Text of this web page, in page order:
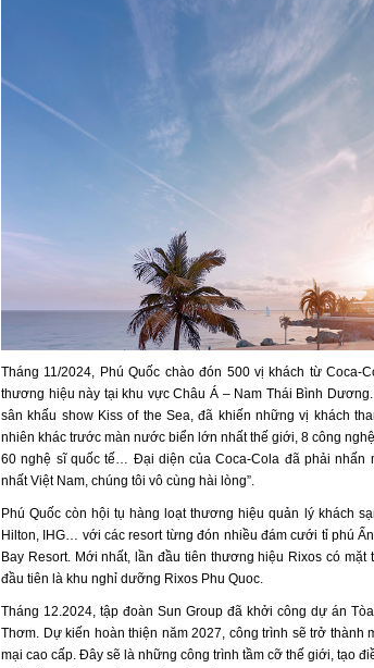
Tháng 11/2024, Phú Quốc chào đón 500 vị khách từ Coca-
thương hiệu này tại khu vực Châu Á – Nam Thái Bình
sân khấu show Kiss of the Sea, đã khiến những vị khách
nhiên khác trước màn nước biển lớn nhất thế giới, 8 công
60 nghệ sĩ quốc tế… Đại diện của Coca-Cola đã phải nhấn
nhất Việt Nam, chúng tôi vô cùng hài lòng”.
Phú Quốc còn hội tụ hàng loạt thương hiệu quản lý khách
Hilton, IHG… với các resort từng đón nhiều đám cưới tỉ phú
Bay Resort. Mới nhất, lần đầu tiên thương hiệu Rixos có
đầu tiên là khu nghỉ dưỡng Rixos Phu Quoc.
Tháng 12.2024, tập đoàn Sun Group đã khởi công dự án
Thơm. Dự kiến hoàn thiện năm 2027, công trình sẽ trở
mại cao cấp. Đây sẽ là những công trình tầm cỡ thế giới, tạo